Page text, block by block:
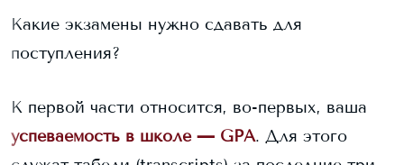
Какие экзамены нужно сдавать для
поступления?
К первой части относится, во-первых, ваша
успеваемость в школе — GPA. Для этого